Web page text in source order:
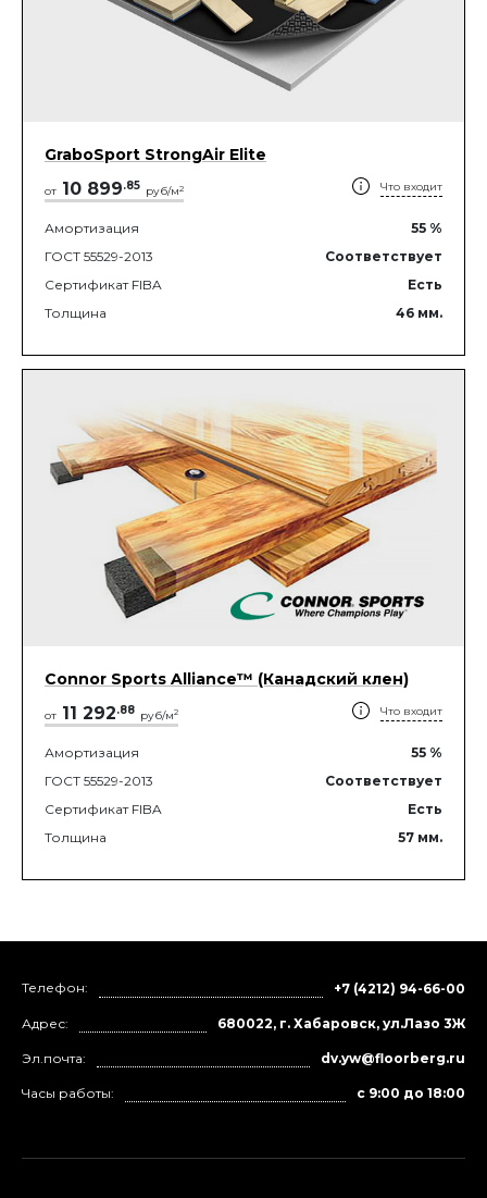
GraboSport StrongAir Elite
от 10 899.85 руб/м2 Что входит
Амортизация 55 %
ГОСТ 55529-2013
Соответствует
Сертификат FIBA
Есть
Толщина
46 мм.
Connor Sports Alliance™ (Канадский клен)
от 11 292.88 руб/м2 Что входит
Амортизация 55 %
ГОСТ 55529-2013
Соответствует
Сертификат FIBA
Есть
Толщина
57 мм.
Телефон: +7 (4212) 94-66-00
Адрес: 680022, г. Хабаровск, ул.Лазо 3Ж
Эл.почта: dv.yw@floorberg.ru
Часы работы: с 9:00 до 18:00